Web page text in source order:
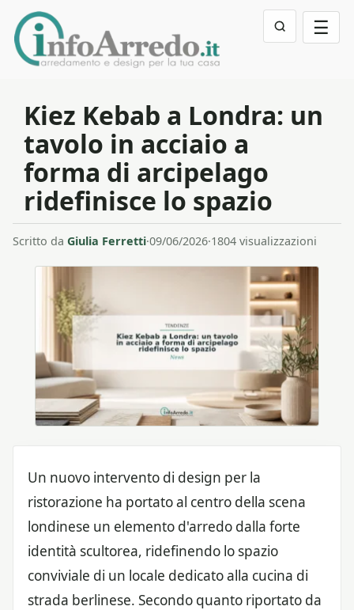
☰
Kiez Kebab a Londra: un
tavolo in acciaio a
forma di arcipelago
ridefinisce lo spazio
Scritto da Giulia Ferretti·09/06/2026·1804 visualizzazioni
Un nuovo intervento di design per la
ristorazione ha portato al centro della scena
londinese un elemento d'arredo dalla forte
identità scultorea, ridefinendo lo spazio
conviviale di un locale dedicato alla cucina di
strada berlinese. Secondo quanto riportato da